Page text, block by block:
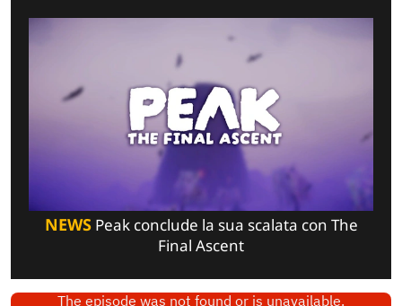
NEWSPeak conclude la sua scalata con The
Final Ascent